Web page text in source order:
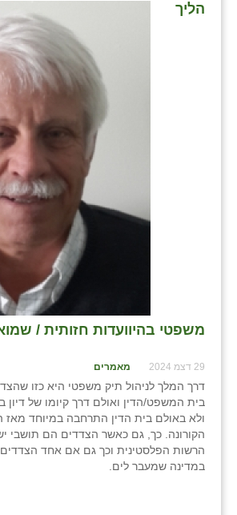
הליך
משפטי בהיוועדות חזותית /
29 דצמ 2024 מאמרים
דרך המלך לניהול תיק משפטי היא כזו
בית המשפט/הדין ואולם דרך קיומו של דיון
ולא באולם בית הדין התרחבה במיוחד
הקורונה. כך, גם כאשר הצדדים הם תושבי
הרשות הפלסטינית וכך גם אם אחד
במדינה שמעבר לים.
נווה אטי״ב
רמות השבים
רמת הדר
שבי ציון
שדה ורבורג
שדה צבי